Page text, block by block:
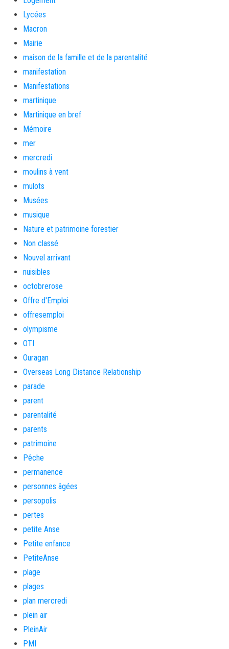
Lycées
Macron
Mairie
maison de la famille et de la parentalité
manifestation
Manifestations
martinique
Martinique en bref
Mémoire
mer
mercredi
moulins à vent
mulots
Musées
musique
Nature et patrimoine forestier
Non classé
Nouvel arrivant
nuisibles
octobrerose
Offre d'Emploi
offresemploi
olympisme
OTI
Ouragan
Overseas Long Distance Relationship
parade
parent
parentalité
parents
patrimoine
Pêche
permanence
personnes âgées
persopolis
pertes
petite Anse
Petite enfance
PetiteAnse
plage
plages
plan mercredi
plein air
PleinAir
PMI